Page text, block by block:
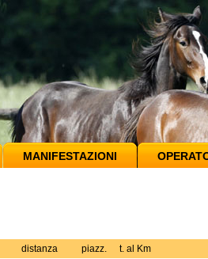
MANIFESTAZIONI
distanza piazz. t. al Km